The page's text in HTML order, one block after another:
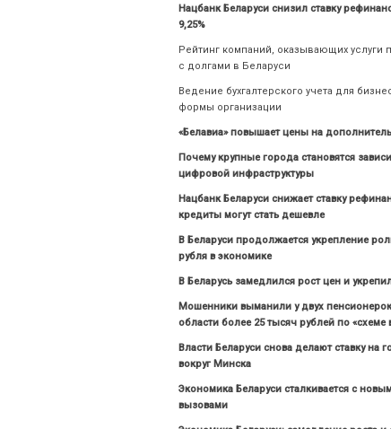
Нацбанк Беларуси снизил ставку
9,25%
Рейтинг компаний, оказывающих услуги
с долгами в Беларуси
Ведение бухгалтерского учета для
формы организации
«Белавиа» повышает цены на
Почему крупные города становятся
цифровой инфраструктуры
Нацбанк Беларуси снижает ставку
кредиты могут стать дешевле
В Беларуси продолжается укрепление
рубля в экономике
В Беларусь замедлился рост цен и
Мошенники выманили у двух
области более 25 тысяч рублей по «схеме
Власти Беларуси снова делают ставку на
вокруг Минска
Экономика Беларуси сталкивается с
вызовами